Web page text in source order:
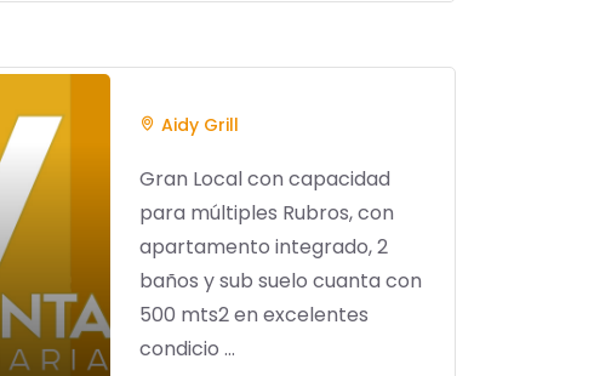
Aidy Grill
Gran Local con capacidad
para múltiples Rubros, con
apartamento integrado, 2
baños y sub suelo cuanta con
500 mts2 en excelentes
condicio ...